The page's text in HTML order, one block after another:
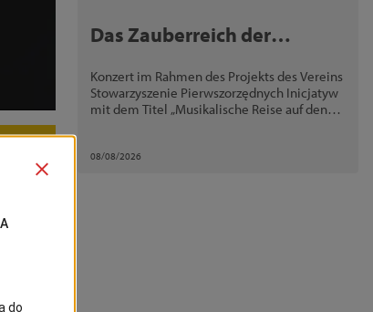
–
Das Zauberreich der
Konzert im Rahmen des Projekts des Vereins
Stowarzyszenie Pierwszorzędnych Inicjatyw
mit dem Titel „Musikalische Reise auf den
08/08/2026